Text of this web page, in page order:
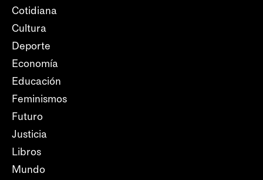
Cotidiana
Cultura
Deporte
Economía
Educación
Feminismos
Futuro
Justicia
Libros
Mundo